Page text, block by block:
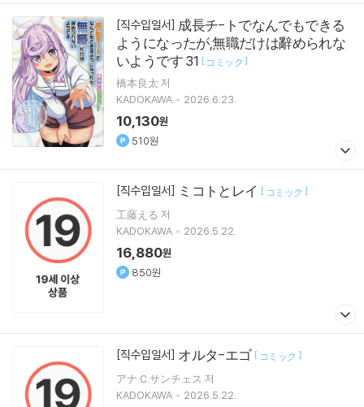
[직수입일서]
ようになったが,無職だけは辭められな
いようです 31 [ コミック ]
橋本良太 저
KADOKAWA
2026.6.23.
10,130원
510원
[직수입일서] ミコトとレイ [ コミック ]
工藤える 저
KADOKAWA
2026.5.22.
16,880원
850원
[직수입일서] オルタ-エゴ [ コミック ]
アナ.C.サンチェス 저
KADOKAWA
2026.5.22.